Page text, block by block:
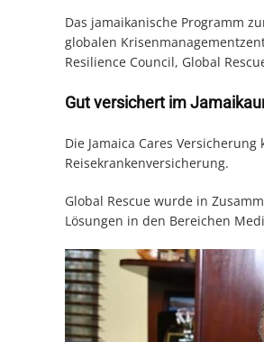
Das jamaikanische Programm
globalen
Resilience Council, Global
Gut versichert im
Die Jamaica Cares
Reisekrankenversicherung.
Global Rescue wurde in
Lösungen in den Bereichen